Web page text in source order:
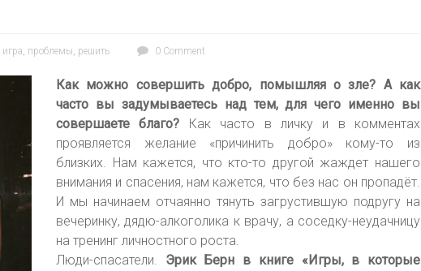
игра, проблемы, решить 0 Comment
Как можно совершить добро, помышляя о зле? А как
часто вы задумываетесь над тем, для чего именно вы
совершаете благо? Как часто в личку и в комментах
проявляется желание «причинить добро» кому-то из
близких. Нам кажется, что кто-то другой жаждет нашего
внимания и спасения, нам кажется, что без нас он пропадёт.
И мы начинаем отчаянно тянуть загрустившую подругу на
вечеринку, дядю-алкоголика к врачу, а соседку-неудачницу
на тренинг личностного роста.
Люди-спасатели. Эрик Берн в книге «Игры, в которые